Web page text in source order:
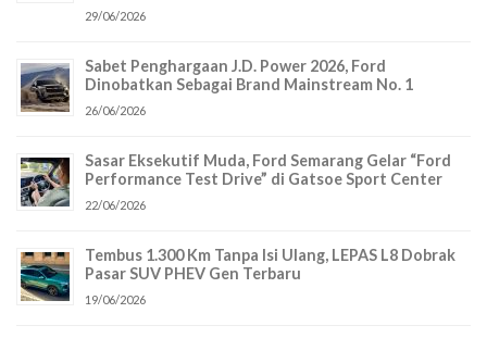
29/06/2026
Sabet Penghargaan J.D. Power 2026, Ford
Dinobatkan Sebagai Brand Mainstream No. 1
26/06/2026
Sasar Eksekutif Muda, Ford Semarang Gelar “Ford
Performance Test Drive” di Gatsoe Sport Center
22/06/2026
Tembus 1.300 Km Tanpa Isi Ulang, LEPAS L8 Dobrak
Pasar SUV PHEV Gen Terbaru
19/06/2026